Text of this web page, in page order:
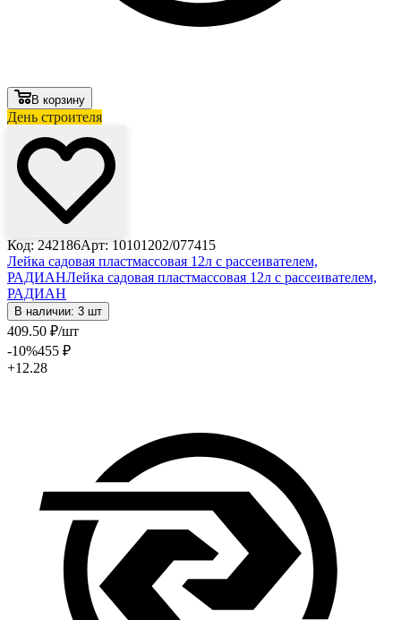
В корзину
День строителя
Код: 242186Арт: 10101202/077415
Лейка садовая пластмассовая 12л с рассеивателем,
РАДИАНЛейка садовая пластмассовая 12л с рассеивателем,
РАДИАН
В наличии: 3 шт
409.50 ₽/шт
-10%455 ₽
+12.28